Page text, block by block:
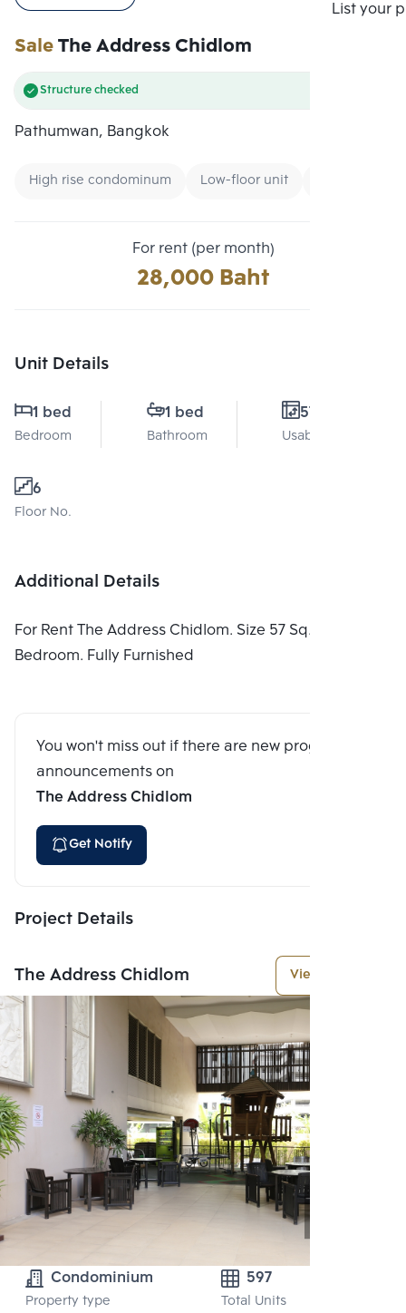
List your
SaleThe Address Chidlom
Structure checked
Pathumwan, Bangkok
High rise condominum Low-floor unit
For rent (per month)
28,000 Baht
Unit Details
1 bed
Bedroom
1 bed
Bathroom
57 Sq.m.
Usable area
6
Floor No.
Additional Details
For Rent The Address Chidlom. Size 57 Sq.m. 1
Bedroom. Fully Furnished
You won't miss out if there are new program
announcements on
The Address Chidlom
Get Notify
Project Details
The Address Chidlom View More
Condominium
Property type
597
Total Units